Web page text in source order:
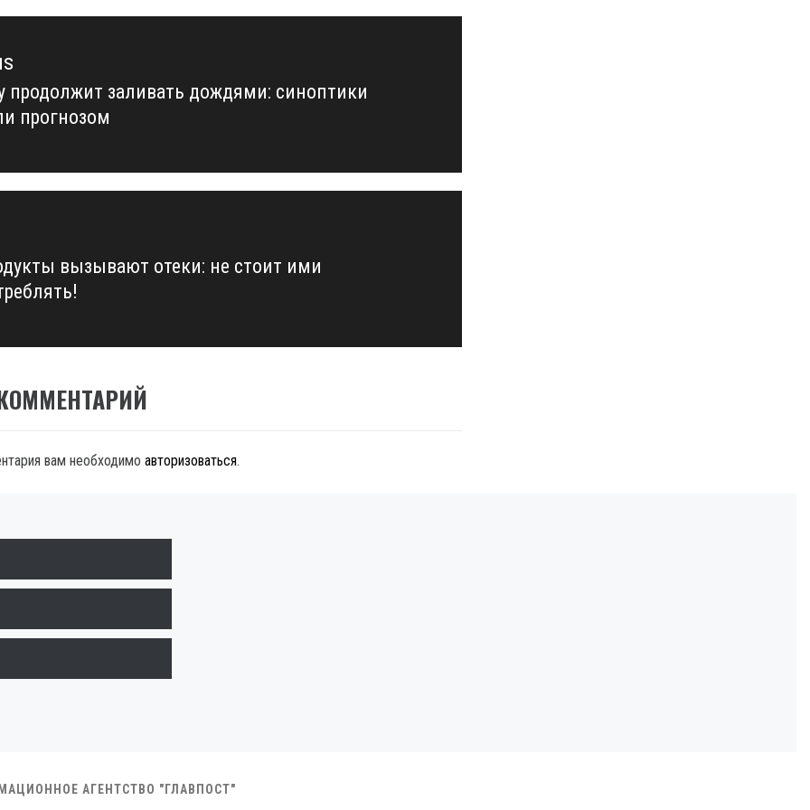
продолжит заливать дождями: синоптики
прогнозом
вызывают отеки: не стоит ими
вам необходимо авторизоваться.
АГЕНТСТВО "ГЛАВПОСТ"